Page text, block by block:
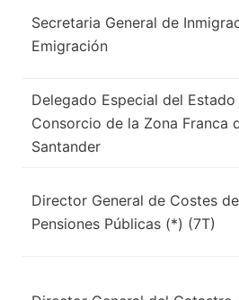
Secretaria General de
Emigración
Delegado Especial del Estado
Consorcio de la Zona Franca
Santander
Director General de Costes
Pensiones Públicas (*) (7T)